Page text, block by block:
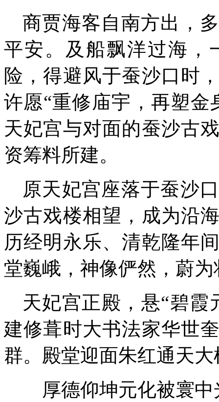
商贾海客自南方出，
平安。及船飘洋过海，
险，得避风于蚕沙口时
许愿“重修庙宇，再塑金
天妃宫与对面的蚕沙古
资筹料所建。
原天妃宫座落于蚕沙
沙古戏楼相望，成为沿
历经明永乐、清乾隆年
堂巍峨，神像俨然，蔚为
天妃宫正殿 ，悬“碧霞
建修葺时大书法家华世
群。殿堂迎面朱红通天
厚德仰坤元化被寰